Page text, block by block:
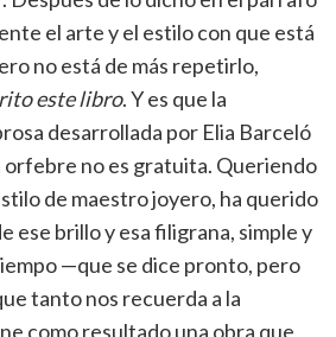
el arte y el estilo con que está
no está de más repetirlo,
este libro. Y es que la
desarrollada por Elia Barceló
orfebre no es gratuita. Queriendo
de maestro joyero, ha querido
ese brillo y esa filigrana, simple y
—que se dice pronto, pero
tanto nos recuerda a la
como resultado una obra que